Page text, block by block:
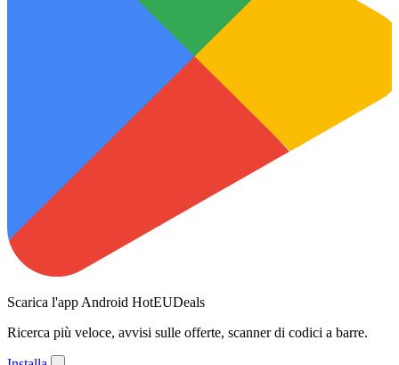
Scarica l'app Android HotEUDeals
Ricerca più veloce, avvisi sulle offerte, scanner di codici a barre.